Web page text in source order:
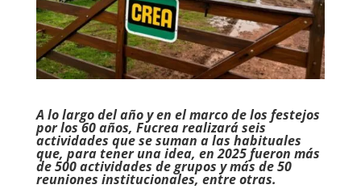
A lo largo del año y en el marco de los festejos
por los 60 años, Fucrea realizará seis
actividades que se suman a las habituales
que, para tener una idea, en 2025 fueron más
de 500 actividades de grupos y más de 50
reuniones institucionales, entre otras.